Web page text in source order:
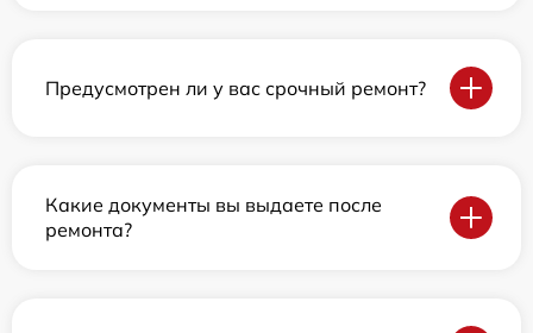
Предусмотрен ли у вас срочный ремонт?
Какие документы вы выдаете после
ремонта?